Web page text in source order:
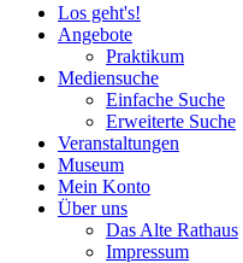
Los geht's!
Angebote
Praktikum
Mediensuche
Einfache Suche
Erweiterte Suche
Veranstaltungen
Museum
Mein Konto
Über uns
Das Alte Rathaus
Impressum